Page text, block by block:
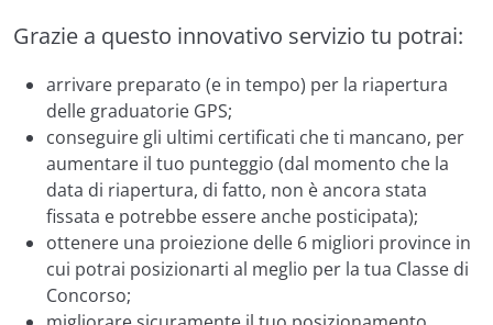
Grazie a questo innovativo servizio tu potrai:
arrivare preparato (e in tempo) per la riapertura
delle graduatorie GPS;
conseguire gli ultimi certificati che ti mancano, per
aumentare il tuo punteggio (dal momento che la
data di riapertura, di fatto, non è ancora stata
fissata e potrebbe essere anche posticipata);
ottenere una proiezione delle 6 migliori province in
cui potrai posizionarti al meglio per la tua Classe di
Concorso;